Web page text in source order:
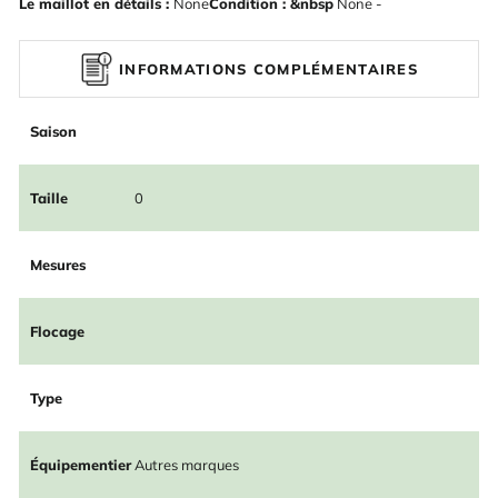
Le maillot en détails : NoneCondition : &nbsp None -
INFORMATIONS COMPLÉMENTAIRES
Saison
Taille 0
Mesures
Flocage
Type
ÉquipementierAutres marques